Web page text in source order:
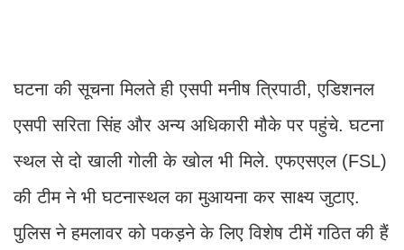
घटना की सूचना मिलते ही एसपी मनीष त्रिपाठी, एडिशनल
एसपी सरिता सिंह और अन्य अधिकारी मौके पर पहुंचे. घटना
स्थल से दो खाली गोली के खोल भी मिले. एफएसएल (FSL)
की टीम ने भी घटनास्थल का मुआयना कर साक्ष्य जुटाए.
पुलिस ने हमलावर को पकड़ने के लिए विशेष टीमें गठित की हैं